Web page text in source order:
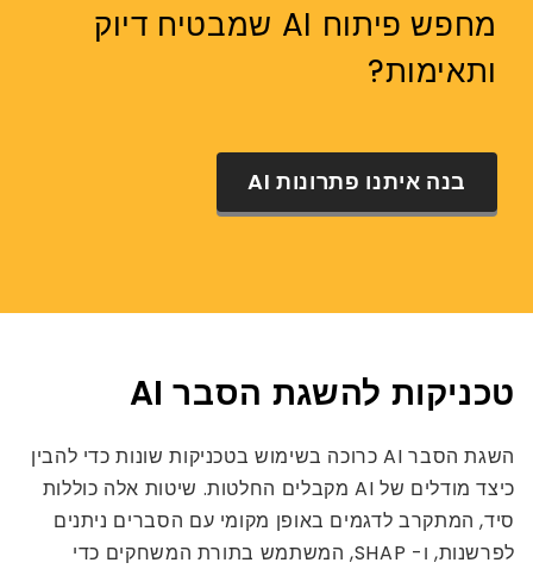
מחפש פיתוח AI שמבטיח דיוק
ותאימות?
בנה איתנו פתרונות AI
טכניקות להשגת הסבר AI
השגת הסבר AI כרוכה בשימוש בטכניקות שונות כדי להבין
כיצד מודלים של AI מקבלים החלטות. שיטות אלה כוללות
סיד, המתקרב לדגמים באופן מקומי עם הסברים ניתנים
לפרשנות, ו- SHAP, המשתמש בתורת המשחקים כדי